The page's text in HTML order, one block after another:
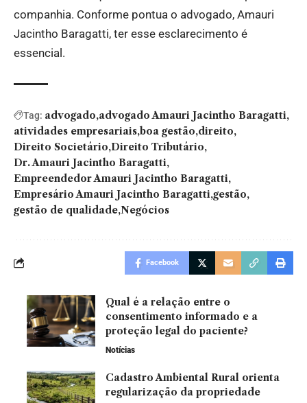
companhia. Conforme pontua o advogado, Amauri
Jacintho Baragatti, ter esse esclarecimento é
essencial.
Tag: advogado advogado Amauri Jacintho Baragatti
atividades empresariais boa gestão direito
Direito Societário Direito Tributário
Dr. Amauri Jacintho Baragatti
Empreendedor Amauri Jacintho Baragatti
Empresário Amauri Jacintho Baragatti gestão
gestão de qualidade Negócios
Facebook
Qual é a relação entre o
consentimento informado e a
proteção legal do paciente?
Notícias
Cadastro Ambiental Rural orienta
regularização da propriedade